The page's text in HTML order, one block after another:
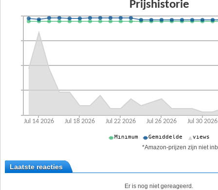
*Amazon-prijzen zijn niet
Laatste reacties
Er is nog niet gereageerd.